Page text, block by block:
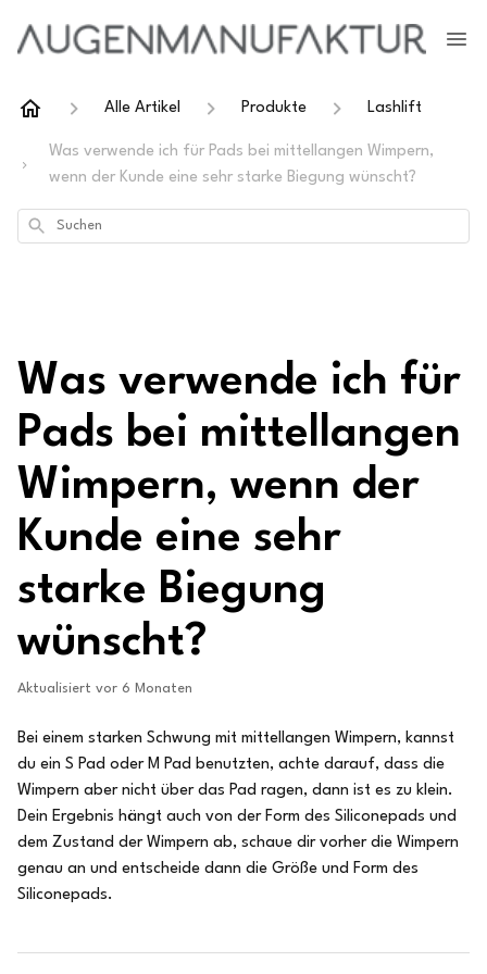
Alle Artikel Produkte Lashlift
Was verwende ich für Pads bei mittellangen Wimpern,
wenn der Kunde eine sehr starke Biegung wünscht?
Suchen
Was verwende ich für
Pads bei mittellangen
Wimpern, wenn der
Kunde eine sehr
starke Biegung
wünscht?
Aktualisiert vor 6 Monaten
Bei einem starken Schwung mit mittellangen Wimpern, kannst
du ein S Pad oder M Pad benutzten, achte darauf, dass die
Wimpern aber nicht über das Pad ragen, dann ist es zu klein.
Dein Ergebnis hängt auch von der Form des Siliconepads und
dem Zustand der Wimpern ab, schaue dir vorher die Wimpern
genau an und entscheide dann die Größe und Form des
Siliconepads.